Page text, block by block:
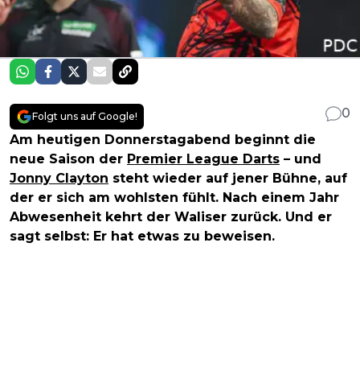
Folgt uns auf Google!
0
Am heutigen Donnerstagabend beginnt die
neue Saison der Premier League Darts – und
Jonny Clayton steht wieder auf jener Bühne, auf
der er sich am wohlsten fühlt. Nach einem Jahr
Abwesenheit kehrt der Waliser zurück. Und er
sagt selbst: Er hat etwas zu beweisen.